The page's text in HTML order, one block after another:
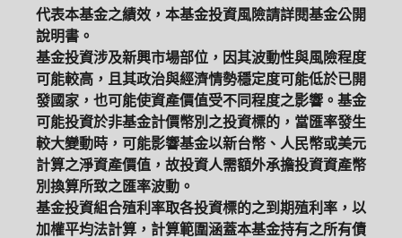
代表本基金之績效，本基金投資風險請詳閱基金公開
說明書。
基金投資涉及新興市場部位，因其波動性與風險程度
可能較高，且其政治與經濟情勢穩定度可能低於已開
發國家，也可能使資產價值受不同程度之影響。基金
可能投資於非基金計價幣別之投資標的，當匯率發生
較大變動時，可能影響基金以新台幣、人民幣或美元
計算之淨資產價值，故投資人需額外承擔投資資產幣
別換算所致之匯率波動。
基金投資組合殖利率取各投資標的之到期殖利率，以
加權平均法計算，計算範圍涵蓋本基金持有之所有債